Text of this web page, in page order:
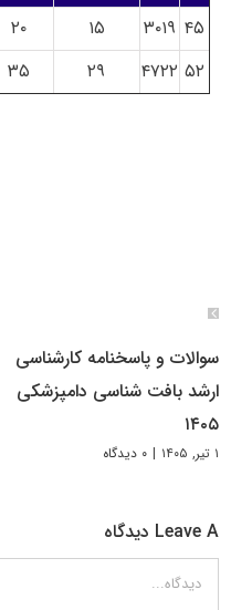
۴۵ ۳۰۱۹ ۱۵ ۲۰
۵۲ ۴۷۲۲ ۲۹ ۳۵
سوالات و پاسخنامه کارشناسی
ارشد بافت شناسی دامپزشکی
۱۴۰۵
۱ تیر, ۱۴۰۵ | ۰ دیدگاه
Leave A دیدگاه
دیدگاه